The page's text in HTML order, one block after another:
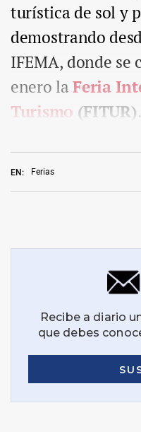
EN: Ferias
turística de sol y
demostrando
IFEMA, donde se
enero laFeria
Turismo (FITUR).